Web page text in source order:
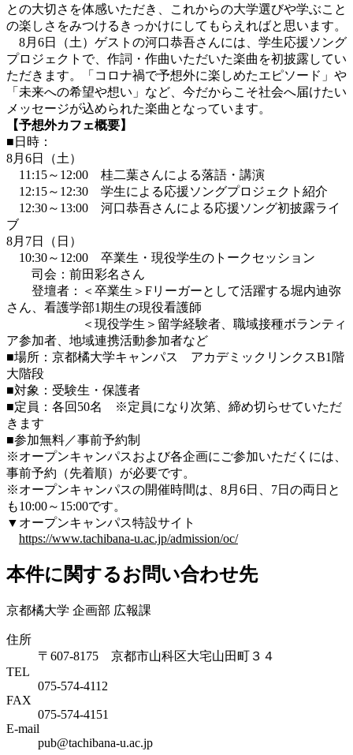
との大切さを体感いただき、これからの大学選びや学ぶこと
の楽しさをみつけるきっかけにしてもらえればと思います。
8月6日（土）ゲストの河口恭吾さんには、学生応援ソング
プロジェクトで、作詞・作曲いただいた楽曲を初披露してい
ただきます。「コロナ禍で予想外に楽しめたエピソード」や
「未来への希望や想い」など、今だからこそ社会へ届けたい
メッセージが込められた楽曲となっています。
【予想外カフェ概要】
■日時：
8月6日（土）
11:15～12:00 桂二葉さんによる落語・講演
12:15～12:30 学生による応援ソングプロジェクト紹介
12:30～13:00 河口恭吾さんによる応援ソング初披露ライ
ブ
8月7日（日）
10:30～12:00 卒業生・現役学生のトークセッション
司会：前田彩名さん
登壇者：＜卒業生＞Fリーガーとして活躍する堀内迪弥
さん、看護学部1期生の現役看護師
＜現役学生＞留学経験者、職域接種ボランティ
ア参加者、地域連携活動参加者など
■場所：京都橘大学キャンパス アカデミックリンクスB1階
大階段
■対象：受験生・保護者
■定員：各回50名 ※定員になり次第、締め切らせていただ
きます
■参加無料／事前予約制
※オープンキャンパスおよび各企画にご参加いただくには、
事前予約（先着順）が必要です。
※オープンキャンパスの開催時間は、8月6日、7日の両日と
も10:00～15:00です。
▼オープンキャンパス特設サイト
https://www.tachibana-u.ac.jp/admission/oc/
本件に関するお問い合わせ先
京都橘大学 企画部 広報課
住所
〒607-8175 京都市山科区大宅山田町３４
TEL
075-574-4112
FAX
075-574-4151
E-mail
pub@tachibana-u.ac.jp